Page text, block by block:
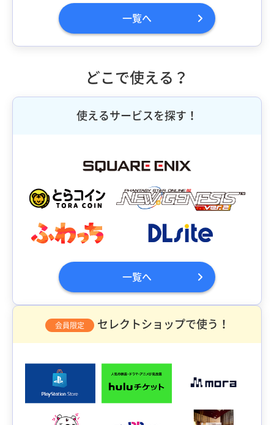
一覧へ
どこで使える？
使えるサービスを探す！
一覧へ
会員限定 セレクトショップで使う！